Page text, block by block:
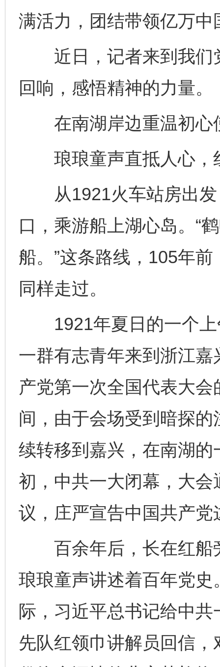
满活力，团结带领亿万
近日，记者来到我们
回响，感悟精神的力量。
在南湖岸边重温初
琅琅童声直抵人心，
从1921火车站房出发
口，乘游船上湖心岛。“
船。”这条路线，105年
同样走过。
1921年夏日的一个上
一群有志青年来到浙江
产党第一次全国代表大
间，由于会场受到暗探
续转移到嘉兴，在南湖
初，中共一大闭幕，大
议，庄严宣告中国共产
百余年后，长在红船
琅琅童声讲述着百年党史
际，习近平总书记给中
先队红领巾讲解员回信